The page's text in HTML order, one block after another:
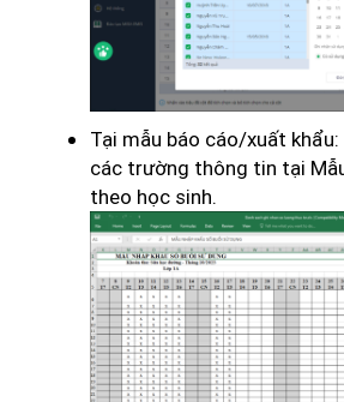
Tại mẫu báo cáo/xuất
các trường thông tin tại
theo học sinh.